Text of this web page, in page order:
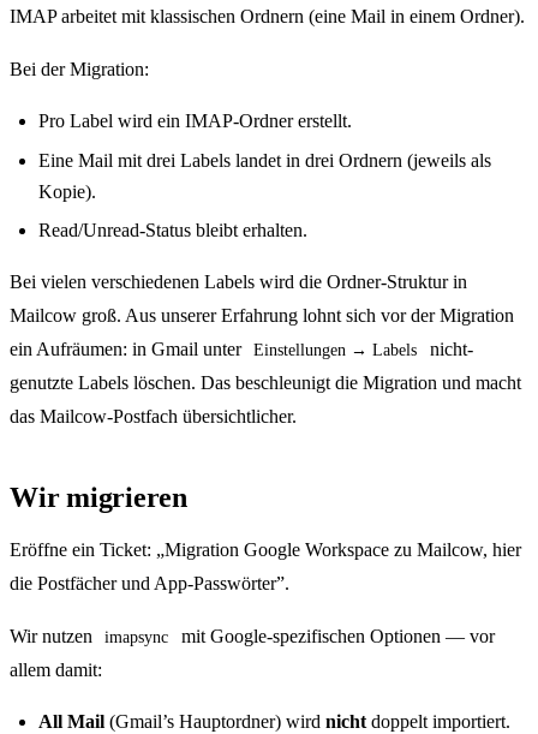
IMAP arbeitet mit klassischen Ordnern (eine Mail in einem Ordner).
Bei der Migration:
Pro Label wird ein IMAP-Ordner erstellt.
Eine Mail mit drei Labels landet in drei Ordnern (jeweils als
Kopie).
Read/Unread-Status bleibt erhalten.
Bei vielen verschiedenen Labels wird die Ordner-Struktur in
Mailcow groß. Aus unserer Erfahrung lohnt sich vor der Migration
ein Aufräumen: in Gmail unter
Einstellungen → Labels
nicht-
genutzte Labels löschen. Das beschleunigt die Migration und macht
das Mailcow-Postfach übersichtlicher.
Wir migrieren
Eröffne ein Ticket: „Migration Google Workspace zu Mailcow, hier
die Postfächer und App-Passwörter”.
Wir nutzen imapsync
mit Google-spezifischen Optionen — vor
allem damit:
All Mail (Gmail’s Hauptordner) wird nicht doppelt importiert.